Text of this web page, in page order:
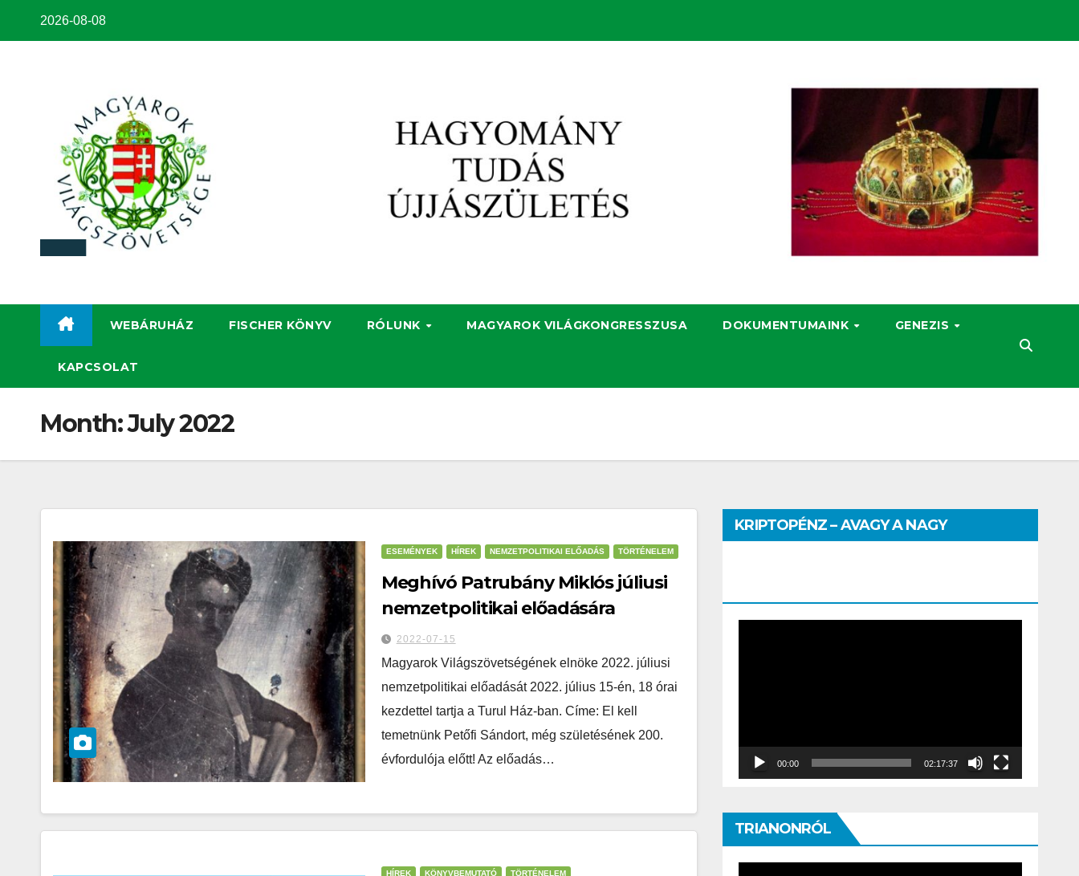
2026-08-08
WEBÁRUHÁZ FISCHER KÖNYV RÓLUNK MAGYAROK VILÁGKONGRESSZUSA DOKUMENTUMAINK GENEZIS
KAPCSOLAT
Month:July 2022
ESEMÉNYEK HÍREK NEMZETPOLITIKAI ELŐADÁS TÖRTÉNELEM
Meghívó Patrubány Miklós júliusi
nemzetpolitikai előadására
2022-07-15
Magyarok Világszövetségének elnöke 2022. júliusi
nemzetpolitikai előadását 2022. július 15-én, 18 órai
kezdettel tartja a Turul Ház-ban. Címe: El kell
temetnünk Petőfi Sándort, még születésének 200.
évfordulója előtt! Az előadás…
HÍREK KÖNYVBEMUTATÓ TÖRTÉNELEM
KRIPTOPÉNZ – AVAGY A NAGY
00:00 02:17:37
TRIANONRÓL